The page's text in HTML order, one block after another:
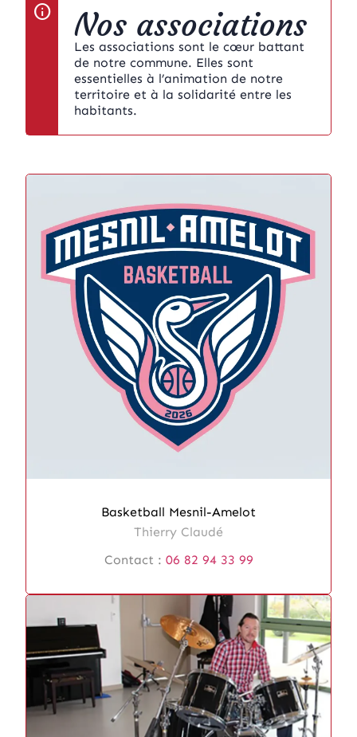
info Nos associations
Les associations sont le cœur battant
de notre commune. Elles sont
essentielles à l’animation de notre
territoire et à la solidarité entre les
habitants.
Basketball Mesnil-Amelot
Thierry Claudé
Contact : 06 82 94 33 99